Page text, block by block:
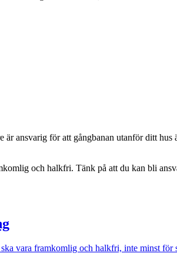
ansvarig för att gångbanan utanför ditt
och halkfri. Tänk på att du kan bli
vara framkomlig och halkfri, inte minst för